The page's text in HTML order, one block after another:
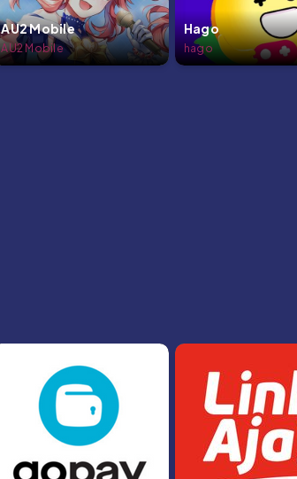
AU2 Mobile
AU2 Mobile
Hago
hago